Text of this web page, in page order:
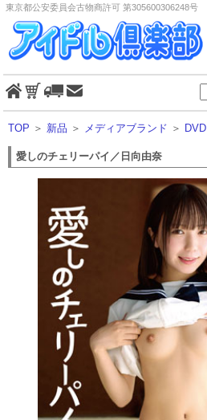
東京都公安委員会古物商許可 第305600306248号
TOP ＞ 新品 ＞ メディアブランド ＞ DVD
愛しのチェリーパイ／日向由奈